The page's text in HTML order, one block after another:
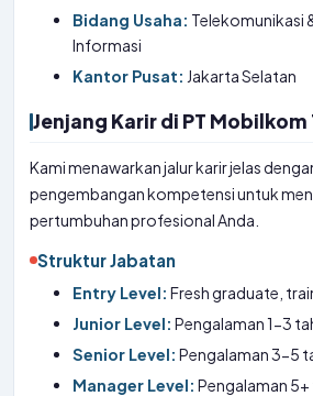
Bidang Usaha: Telekomunikasi
Informasi
Kantor Pusat: Jakarta Selatan
Jenjang Karir di PT
Kami menawarkan jalur karir jelas
pengembangan kompetensi untuk
pertumbuhan profesional Anda.
Struktur Jabatan
Entry Level: Fresh graduate,
Junior Level: Pengalaman 1-3
Senior Level: Pengalaman 3-5
Manager Level: Pengalaman